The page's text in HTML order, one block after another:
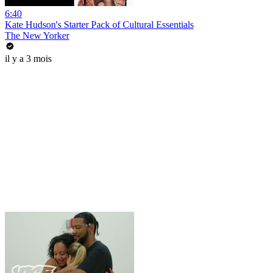
6:40
Kate Hudson's Starter Pack of Cultural Essentials
The New Yorker
il y a 3 mois